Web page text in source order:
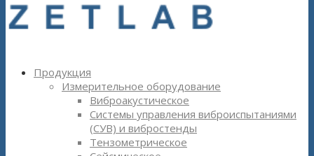
Продукция
Измерительное оборудование
Виброакустическое
Системы управления виброиспытаниями
(СУВ) и вибростенды
Тензометрическое